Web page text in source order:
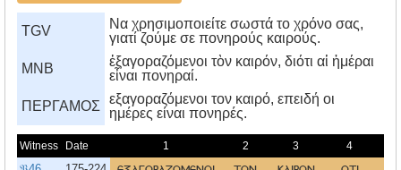
TGV
Να χρησιμοποιείτε σωστά το χρόνο σας,
γιατί ζούμε σε πονηρούς καιρούς.
MNB
ἐξαγοραζόμενοι τὸν καιρόν, διότι αἱ ἡμέραι
εἶναι πονηραί.
ΠΕΡΓΑΜΟΣ
εξαγοραζόμενοι τον καιρό, επειδή οι
ημέρες είναι πονηρές.
Witness Date 1 2 3 4